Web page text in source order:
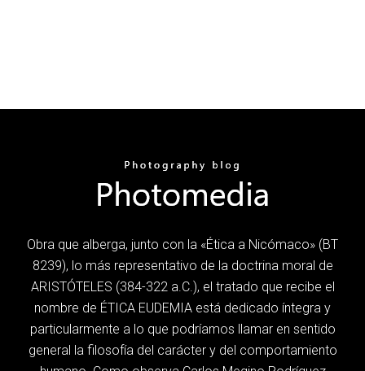
Obra que alberga, junto con la «Ética a Nicómaco» (BT
8239), lo más representativo de la doctrina moral de
ARISTÓTELES (384-322 a.C.), el tratado que recibe el
nombre de ÉTICA EUDEMIA está dedicado íntegra y
particularmente a lo que podríamos llamar en sentido
general la filosofía del carácter y del comportamiento